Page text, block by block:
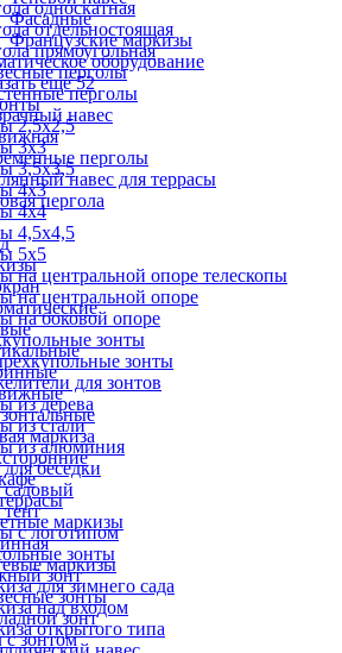
Фасадные
Французские маркизы
оборудование
ещё 52
2,5х2,5
3х3
3,5х3,5
4х3
4х4
4,5х4,5
5х5
на центральной опоре телескопы
на центральной опоре
на боковой опоре
зонты
зонты
для зонтов
из дерева
из стали
из алюминия
беседки
садовый
с логотипом
зонты
зонт
зонты
зонт
с зонтом
односкатная
отдельностоящая
прямоугольная
перголы
перголы
навес
перголы
навес для террасы
пергола
маркиза
маркизы
маркизы
для зимнего сада
над входом
открытого типа